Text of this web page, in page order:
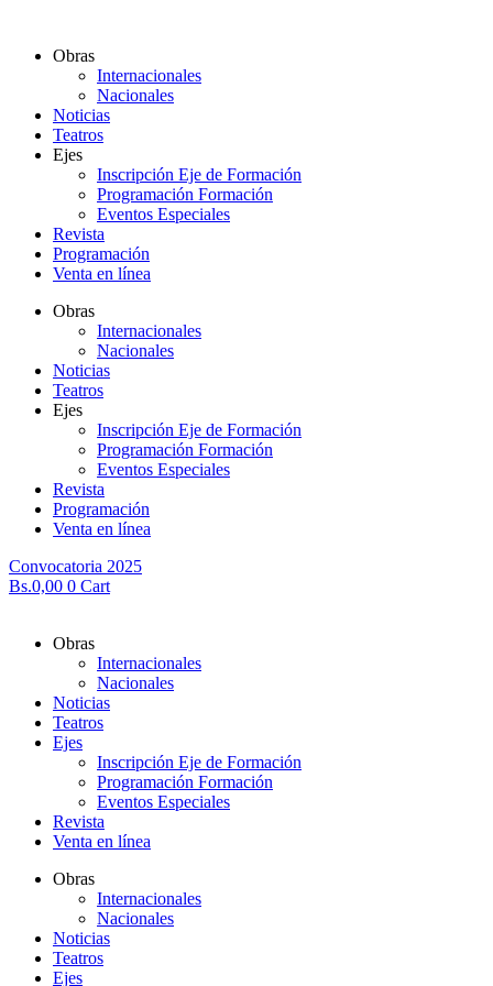
contenidoObras
Internacionales
Nacionales
Noticias
Teatros
Ejes
Inscripción Eje de Formación
Programación Formación
Eventos Especiales
Revista
Programación
Venta en línea
Obras
Internacionales
Nacionales
Noticias
Teatros
Ejes
Inscripción Eje de Formación
Programación Formación
Eventos Especiales
Revista
Programación
Venta en línea
Convocatoria 2025
Bs.0,00 0 Cart
Obras
Internacionales
Nacionales
Noticias
Teatros
Ejes
Inscripción Eje de Formación
Programación Formación
Eventos Especiales
Revista
Venta en línea
Obras
Internacionales
Nacionales
Noticias
Teatros
Ejes